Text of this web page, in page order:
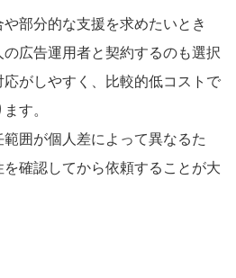
部分的な支援を求めたいとき
広告運用者と契約するのも選択
がしやすく、比較的低コストで
す。
囲が個人差によって異なるた
確認してから依頼することが大